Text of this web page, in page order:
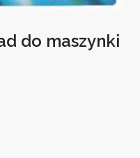
do maszynki